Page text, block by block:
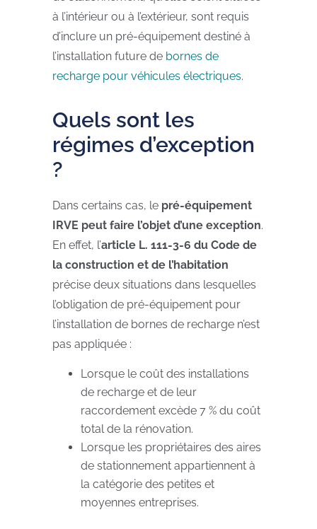
à l’intérieur ou à l’extérieur, sont requis
d’inclure un pré-équipement destiné à
l’installation future de bornes de
recharge pour véhicules électriques.
Quels sont les
régimes d’exception
?
Dans certains cas, le pré-équipement
IRVE peut faire l’objet d’une exception.
En effet, l’article L. 111-3-6 du Code de
la construction et de l’habitation
précise deux situations dans lesquelles
l’obligation de pré-équipement pour
l’installation de bornes de recharge n’est
pas appliquée :
Lorsque le coût des installations
de recharge et de leur
raccordement excède 7 % du coût
total de la rénovation.
Lorsque les propriétaires des aires
de stationnement appartiennent à
la catégorie des petites et
moyennes entreprises.